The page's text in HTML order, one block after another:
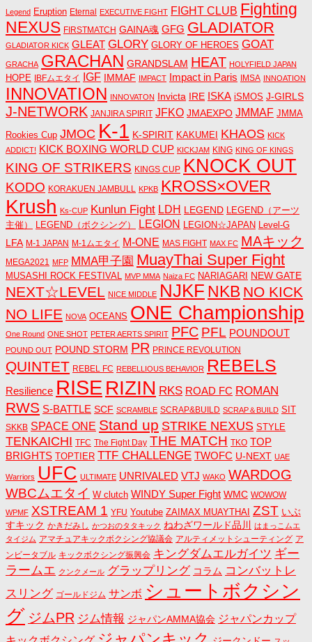
Legend Eruption Eternal EXECUTIVE FIGHT FIGHT CLUB Fighting
NEXUS FIRSTMATCH GAINA魂 GFG GLADIATOR
GLADIATOR KICK GLEAT GLORY GLORY OF HEROES GOAT
GRACHA GRACHAN GRANDSLAM HEAT HOLYFIELD JAPAN
HOPE IBFムエタイ IGF IMMAF IMPACT Impact in Paris IMSA INNOATION
INNOVATION INNOVATON Invicta IRE ISKA iSMOS J-GIRLS
J-NETWORK JANJIRA SPIRIT JFKO JMAEXPO JMMAF JMMA
Rookies Cup JMOC K-1 K-SPIRIT KAKUMEI KHAOS KICK
ADDICT! KICK BOXING WORLD CUP KICKJAM KING KING OF KINGS
KING OF STRIKERS KINGS CUP KNOCK OUT
KODO KORAKUEN JAMBULL KPKB KROSS×OVER
Krush Ks-CUP Kunlun Fight LDH LEGEND LEGEND（アーツ
主催）
LEGEND（ボクシング） LEGION LEGION☆JAPAN Level-G
LFA M-1 JAPAN M-1ムエタイ M-ONE MAS FIGHT MAX FC MAキック
MEGA2021 MFP MMA甲子園 MuayThai Super Fight
MUSASHI ROCK FESTIVAL MVP MMA Naiza FC NARIAGARI NEW GATE
NEXT☆LEVEL NICE MIDDLE NJKF NKB NO KICK
NO LIFE NOVA OCEANS ONE Championship
One Round ONE SHOT PETER AERTS SPIRIT PFC PFL POUNDOUT
POUND OUT POUND STORM PR PRINCE REVOLUTION
QUINTET REBEL FC REBELLIOUS BEHAVIOR REBELS
Resilience RISE RIZIN RKS ROAD FC ROMAN
RWS S-BATTLE SCF SCRAMBLE SCRAP&BUILD SCRAP＆BUILD SIT
SKKB SPACE ONE Stand up STRIKE NEXUS STYLE
TENKAICHI TFC The Fight Day THE MATCH TKO TOP
BRIGHTS TOPTIER TTF CHALLENGE TWOFC U-NEXT UAE
Warriors UFC ULTIMATE UNRIVALED VTJ WAKO WARDOG
WBCムエタイ W clutch WINDY Super Fight WMC WOWOW
WPMF XSTREAM 1 YFU Youtube ZAIMAX MUAYTHAI ZST いぶ
すキック かきだみし かつおのタタキック ねわざワールド品川
はまっこムエ
タイジム アマチュアキックボクシング協議会 アルティメットシューティング ア
ンビータブル キックボクシング振興会 キングダムエルガイツ ギー
ラームエ クンクメール グラップリング コラム コンバットレ
スリング ゴールドジム サンボ シュートボクシン
グ ジムPR ジム情報 ジャパンAMMA協会 ジャパンカップ